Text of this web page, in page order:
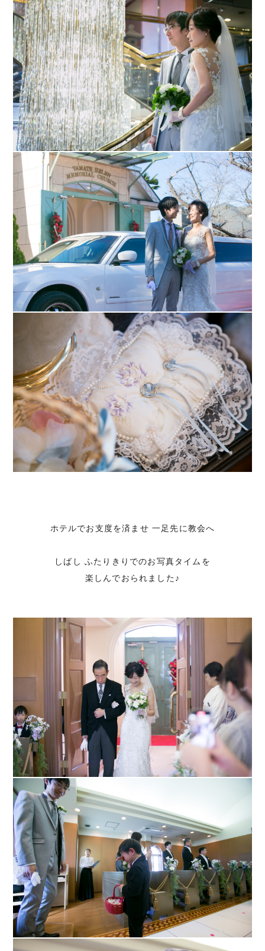
ホテルでお支度を済ませ 一足先に教会へ
しばし ふたりきりでのお写真タイムを
楽しんでおられました♪